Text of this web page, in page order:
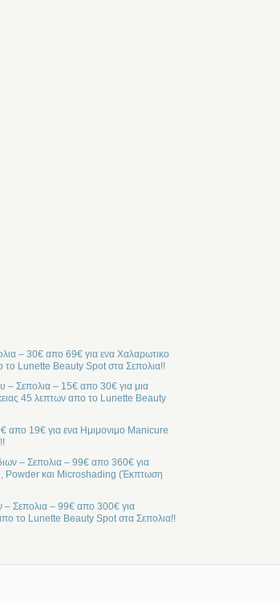
– 30€ απο 69€ για ενα Χαλαρωτικο
Lunette Beauty Spot στα Σεπολια!!
Σεπολια – 15€ απο 30€ για μια
45 λεπτων απο το Lunette Beauty
απο 19€ για ενα Ημιμονιμο Manicure
– Σεπολια – 99€ απο 360€ για
Powder και Microshading (Έκπτωση
– Σεπολια – 99€ απο 300€ για
το Lunette Beauty Spot στα Σεπολια!!